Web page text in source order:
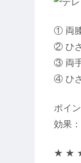
① 両
② ひ
③ 両
④ ひ
ポイ
効果
★ ★